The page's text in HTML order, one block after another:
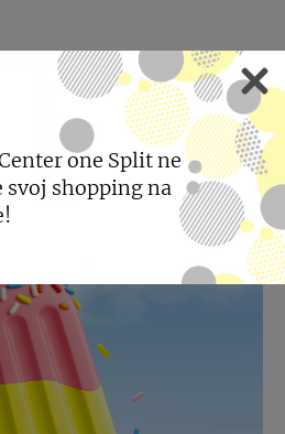
uz odlične popuste.
one Split ne
svoj shopping na